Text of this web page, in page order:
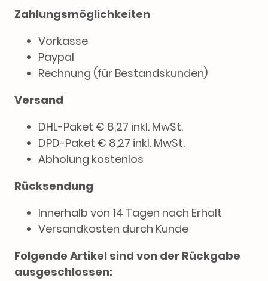
Zahlungsmöglichkeiten
Vorkasse
Paypal
Rechnung (für Bestandskunden)
Versand
DHL-Paket € 8,27 inkl. MwSt.
DPD-Paket € 8,27 inkl. MwSt.
Abholung kostenlos
Rücksendung
Innerhalb von 14 Tagen nach Erhalt
Versandkosten durch Kunde
Folgende Artikel sind von der Rückgabe
ausgeschlossen: